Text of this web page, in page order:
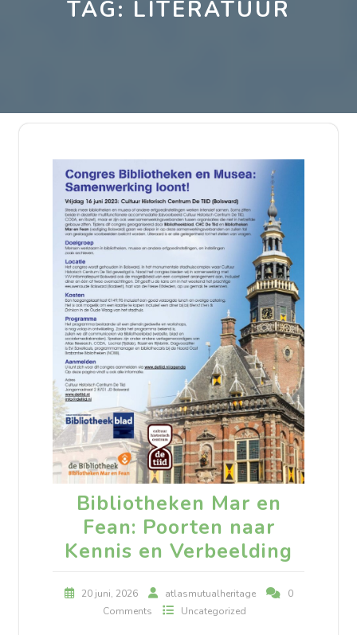
TAG: LITERATUUR
Bibliotheken Mar en
Fean: Poorten naar
Kennis en Verbeelding
20 juni, 2026 atlasmutualheritage
0
Comments
Uncategorized